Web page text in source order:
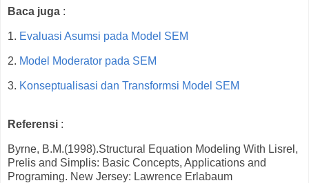
Baca juga :
1. Evaluasi Asumsi pada Model SEM
2. Model Moderator pada SEM
3. Konseptualisasi dan Transformsi Model SEM
Referensi :
Byrne, B.M.(1998).Structural Equation Modeling With Lisrel,
Prelis and Simplis: Basic Concepts, Applications and
Programing. New Jersey: Lawrence Erlabaum